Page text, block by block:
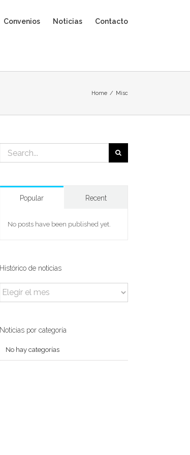
Convenios Noticias Contacto
Home / Misc
Search
Popular Recent
No posts have been published yet.
Histórico de noticias
Histórico
Noticias por categoría
No hay categorías